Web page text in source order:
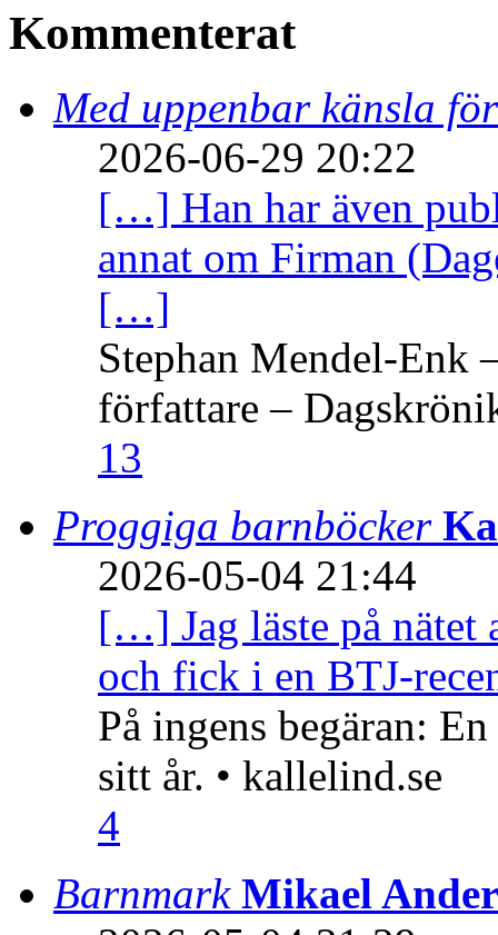
Kommenterat
Med uppenbar känsla
2026-06-29 20:22
[…] Han har även
annat om Firman
[…]
Stephan Mendel-Enk
författare –
13
Proggiga barnböcker
2026-05-04 21:44
[…] Jag läste på nätet
och fick i en BTJ-
På ingens begäran:
sitt år. • kallelind.se
4
Barnmark Mikael